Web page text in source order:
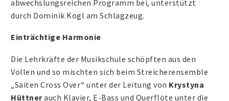
abwechslungsreichen Programm bei, unterstützt
durch Dominik Kögl am Schlagzeug.
Einträchtige Harmonie
Die Lehrkräfte der Musikschule schöpften aus den
Vollen und so mischten sich beim Streicherensemble
„Saiten Cross Over“ unter der Leitung von Krystyna
Hüttnerauch Klavier, E-Bass und Querflöte unter die